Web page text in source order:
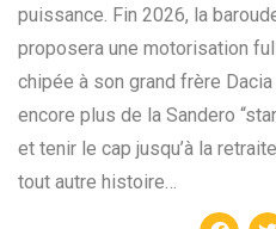
puissance. Fin 2026, la
proposera une motorisation
chipée à son grand frère
encore plus de la Sandero
et tenir le cap jusqu’à la
tout autre histoire…